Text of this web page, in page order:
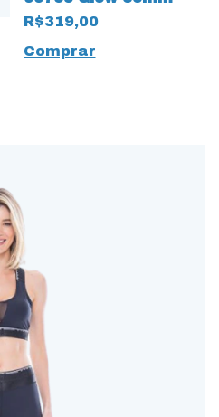
Bolso para Celular e
Chaves
R$319,00
Comprar